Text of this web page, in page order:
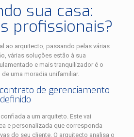
sua casa:
profissionais?
ao arquitecto, passando pelas várias
várias soluções estão à sua
e mais tranquilizador é o
uma moradia unifamiliar.
de gerenciamento
a um arquiteto. Este vai
e personalizada que corresponda
do seu cliente. O arquitecto analisa o